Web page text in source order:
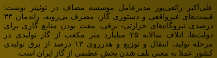
علی‌اکبر رائفی‌پور مدیرعامل موسسه مصاف در توئیتر نوشت:
قیمت‌های غیرواقعی و دستوری گاز، مصرف بی‌رویه، راندمان ۳۳
درصدی نیروگاه‌های حرارتی- برقی، مفت بودن منابع گازی برای
دولت‌ها، اتلاف سالانه ۲۵ میلیارد متر مکعب از گاز تولیدی در
مرحله تولید، انتقال و توزیع و هدرروی ۱۳ درصد از برق تولیدی
کشور عملا به معنی تلف شدن بخش عظیمی از گاز ایران است.